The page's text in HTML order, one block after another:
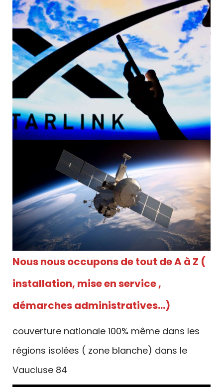
Nous nous occupons de tout de A à Z (
installation, mise en service ,
démarches administratives…)
couverture nationale 100% même dans les
régions isolées ( zone blanche) dans le
Vaucluse 84